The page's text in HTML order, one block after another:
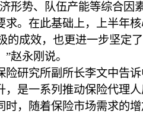
势、队伍产能等综合因
求。在此基础上，上半年
的成效，也更进一步坚定
赵永刚说。
研究所副所长李文中告诉
，是一系列推动保险代理
时，随着保险市场需求的